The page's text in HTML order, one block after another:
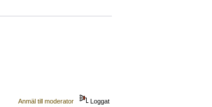
Anmäl till moderator
Loggat